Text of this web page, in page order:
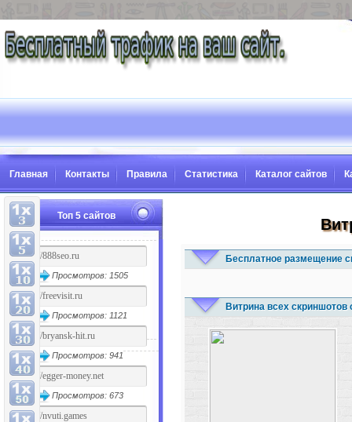
Главная Контакты Правила Статистика Каталог сайтов
Топ 5 сайтов
Просмотров: 1505
Просмотров: 1121
Просмотров: 941
Просмотров: 673
Бесплатное размещение
Витрина всех скриншотов